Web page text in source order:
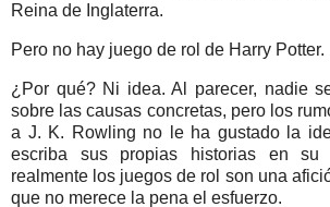
Reina de Inglaterra.
Pero no hay juego de rol de Harry Potter.
¿Por qué? Ni idea. Al parecer, nadie
sobre las causas concretas, pero los
a J. K. Rowling no le ha gustado la
escriba sus propias historias en
realmente los juegos de rol son una
que no merece la pena el esfuerzo.